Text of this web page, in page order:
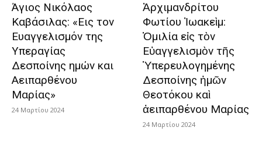
Άγιος Νικόλαος
Καβάσιλας: «Εις τον
Ευαγγελισμόν της
Υπεραγίας
Δεσποίνης ημών και
Αειπαρθένου
Μαρίας»
24 Μαρτίου 2024
Ἀρχιμανδρίτου
Φωτίου Ἰωακεὶμ:
Ὁμιλία εἰς τὸν
Εὐαγγελισμὸν τῆς
Ὑπερευλογημένης
Δεσποίνης ἡμῶν
Θεοτόκου καὶ
ἀειπαρθένου Μαρίας
24 Μαρτίου 2024